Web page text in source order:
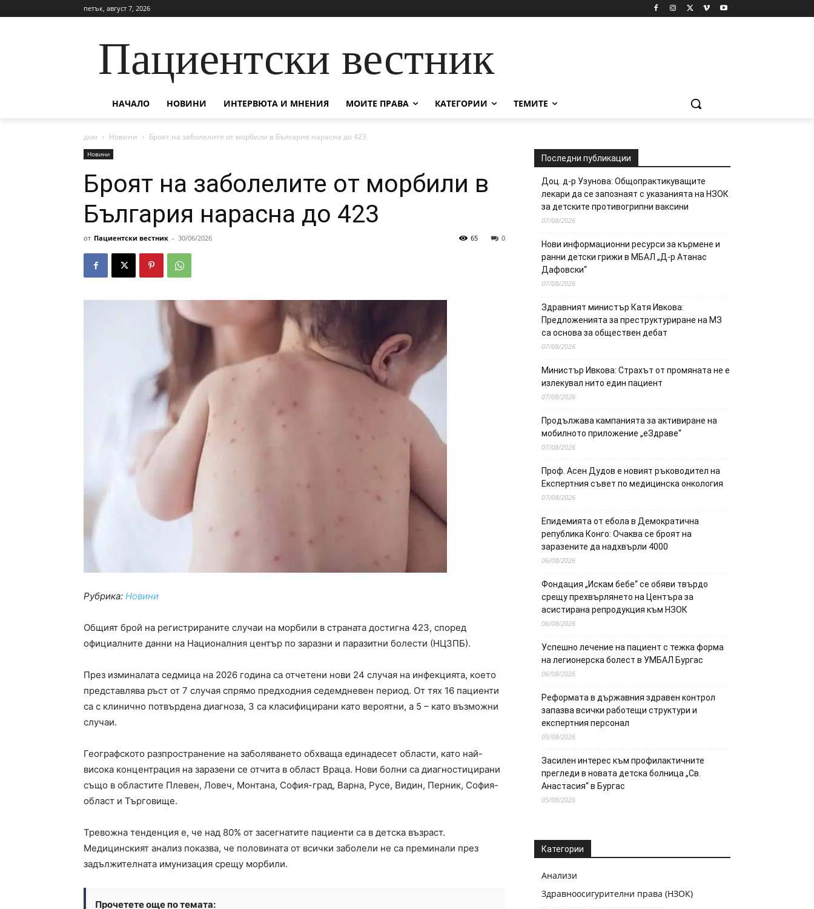
петък, август 7, 2026
Пациентски вестник
НАЧАЛО НОВИНИ ИНТЕРВЮТА И МНЕНИЯ МОИТЕ ПРАВА КАТЕГОРИИ ТЕМИТЕ
дом Новини Броят на заболелите от морбили в България нарасна до 423
Новини
Броят на заболелите от морбили в
България нарасна до 423
от Пациентски вестник - 30/06/2026 0
65
Рубрика: Новини
Общият брой на регистрираните случаи на морбили в страната достигна 423, според
официалните данни на Националния център по заразни и паразитни болести (НЦЗПБ).
През изминалата седмица на 2026 година са отчетени нови 24 случая на инфекцията, което
представлява ръст от 7 случая спрямо предходния седемдневен период. От тях 16 пациенти
са с клинично потвърдена диагноза, 3 са класифицирани като вероятни, а 5 – като възможни
случаи.
Географското разпространение на заболяването обхваща единадесет области, като най-
висока концентрация на заразени се отчита в област Враца. Нови болни са диагностицирани
също в областите Плевен, Ловеч, Монтана, София-град, Варна, Русе, Видин, Перник, София-
област и Търговище.
Тревожна тенденция е, че над 80% от засегнатите пациенти са в детска възраст.
Медицинският анализ показва, че половината от всички заболели не са преминали през
задължителната имунизация срещу морбили.
Прочетете още по темата:
Последни публикации
Доц. д-р Узунова: Общопрактикуващите
лекари да се запознаят с указанията на НЗОК
за детските противогрипни ваксини
07/08/2026
Нови информационни ресурси за кърмене и
ранни детски грижи в МБАЛ „Д-р Атанас
Дафовски“
07/08/2026
Здравният министър Катя Ивкова:
Предложенията за преструктуриране на МЗ
са основа за обществен дебат
07/08/2026
Министър Ивкова: Страхът от промяната не е
излекувал нито един пациент
07/08/2026
Продължава кампанията за активиране на
мобилното приложение „еЗдраве“
07/08/2026
Проф. Асен Дудов е новият ръководител на
Експертния съвет по медицинска онкология
07/08/2026
Епидемията от ебола в Демократична
република Конго: Очаква се броят на
заразените да надхвърли 4000
06/08/2026
Фондация „Искам бебе“ се обяви твърдо
срещу прехвърлянето на Центъра за
асистирана репродукция към НЗОК
06/08/2026
Успешно лечение на пациент с тежка форма
на легионерска болест в УМБАЛ Бургас
06/08/2026
Реформата в държавния здравен контрол
запазва всички работещи структури и
експертния персонал
05/08/2026
Засилен интерес към профилактичните
прегледи в новата детска болница „Св.
Анастасия“ в Бургас
05/08/2026
Категории
Анализи
Здравноосигурителни права (НЗОК)